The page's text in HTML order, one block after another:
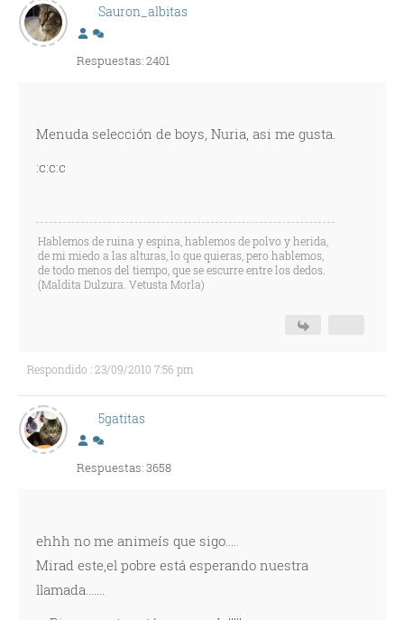
Sauron_albitas
Respuestas: 2401
Menuda selección de boys, Nuria, asi me gusta.
:c:c:c
Hablemos de ruina y espina, hablemos de polvo y herida,
de mi miedo a las alturas, lo que quieras, pero hablemos,
de todo menos del tiempo, que se escurre entre los dedos.
(Maldita Dulzura. Vetusta Morla)
Respondido : 23/09/2010 7:56 pm
5gatitas
Respuestas: 3658
ehhh no me animeís que sigo.....
Mirad este,el pobre está esperando nuestra
llamada.......